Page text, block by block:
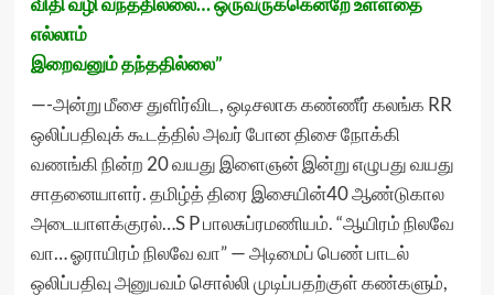
எல்லாம்
இறைவனும் தந்ததில்லை”
—-அன்று மீசை துளிர்விட, ஒடிசலாக கண்ணீர் கலங்க RR
ஒலிப்பதிவுக் கூடத்தில் அவர் போன திசை நோக்கி
வணங்கி நின்ற 20 வயது இளைஞன் இன்று எழுபது வயது
சாதனையாளர். தமிழ்த் திரை இசையின்40 ஆண்டுகால
அடையாளக்குரல்…S P பாலசுப்ரமணியம். “ஆயிரம் நிலவே
வா… ஓராயிரம் நிலவே வா” — அடிமைப் பெண் பாடல்
ஒலிப்பதிவு அனுபவம் சொல்லி முடிப்பதற்குள் கண்களும்,